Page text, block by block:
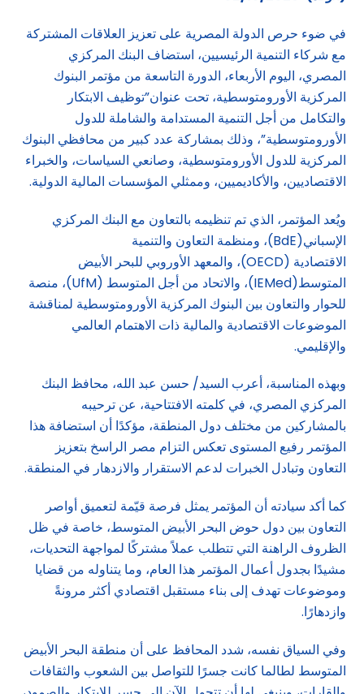
في ضوء حرص الدولة المصرية على تعزيز العلاقات المشتركة
مع شركاء التنمية الرئيسيين، استضاف البنك المركزي
المصري، اليوم الأربعاء، الدورة التاسعة من مؤتمر البنوك
المركزية الأورومتوسطية، تحت عنوان”توظيف الابتكار
والتكامل من أجل التنمية المستدامة والشاملة للدول
الأورومتوسطية”، وذلك بمشاركة عدد كبير من محافظي البنوك
المركزية للدول الأورومتوسطية، وصانعي السياسات، والخبراء
الاقتصاديين، والأكاديميين، وممثلي المؤسسات المالية الدولية.
ويُعد المؤتمر، الذي تم تنظيمه بالتعاون مع البنك المركزي
الإسباني(BdE)، ومنظمة التعاون والتنمية
الاقتصادية (OECD)، والمعهد الأوروبي للبحر الأبيض
المتوسط(IEMed)، والاتحاد من أجل المتوسط (UfM)، منصة
للحوار والتعاون بين البنوك المركزية الأورومتوسطية لمناقشة
الموضوعات الاقتصادية والمالية ذات الاهتمام العالمي
والإقليمي.
وبهذه المناسبة، أعرب السيد/ حسن عبد الله، محافظ البنك
المركزي المصري، في كلمته الافتتاحية، عن ترحيبه
بالمشاركين من مختلف دول المنطقة، مؤكدًا أن استضافة هذا
المؤتمر رفيع المستوى تعكس التزام مصر الراسخ بتعزيز
التعاون وتبادل الخبرات لدعم الاستقرار والازدهار في المنطقة.
كما أكد سيادته أن المؤتمر يمثل فرصة قيّمة لتعميق أواصر
التعاون بين دول حوض البحر الأبيض المتوسط، خاصة في ظل
الظروف الراهنة التي تتطلب عملاً مشتركًا لمواجهة التحديات،
مشيدًا بجدول أعمال المؤتمر هذا العام، وما يتناوله من قضايا
وموضوعات تهدف إلى بناء مستقبل اقتصادي أكثر مرونةً
وازدهارًا.
وفي السياق نفسه، شدد المحافظ على أن منطقة البحر الأبيض
المتوسط لطالما كانت جسرًا للتواصل بين الشعوب والثقافات